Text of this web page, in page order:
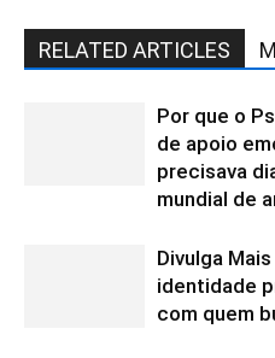
RELATED ARTICLES
Por que o
de apoio
precisava
mundial de
Divulga
identidade
com quem